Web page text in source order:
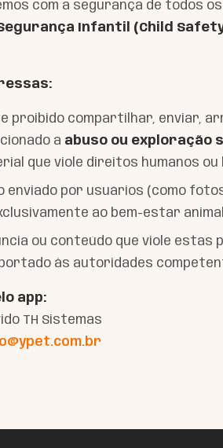
com a segurança de todos
Infantil (Child
proibido compartilhar, enviar,
a abuso ou exploração
que viole direitos humanos ou
enviado por usuários (como
ao bem-estar
ou conteúdo que viole
às autoridades
app:
TH Sistemas